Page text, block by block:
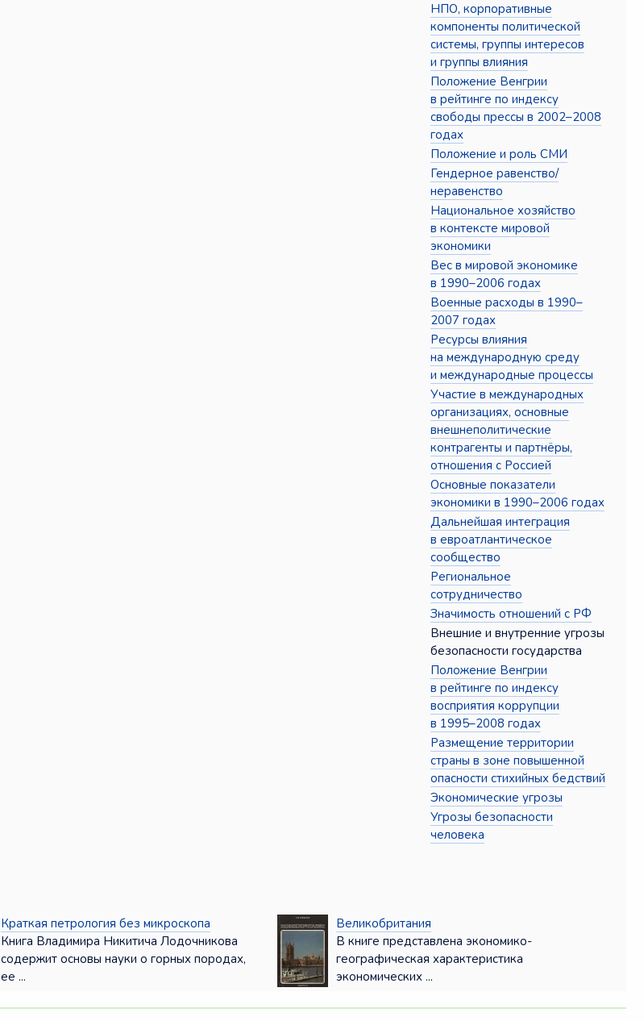
НПО, корпоративные
компоненты политической
системы, группы интересов
и группы влияния
Положение Венгрии
в рейтинге по индексу
свободы прессы в 2002–2008
годах
Положение и роль СМИ
Гендерное равенство/
неравенство
Национальное хозяйство
в контексте мировой
экономики
Вес в мировой экономике
в 1990–2006 годах
Военные расходы в 1990–
2007 годах
Ресурсы влияния
на международную среду
и международные процессы
Участие в международных
организациях, основные
внешнеполитические
контрагенты и партнёры,
отношения с Россией
Основные показатели
экономики в 1990–2006 годах
Дальнейшая интеграция
в евроатлантическое
сообщество
Региональное
сотрудничество
Значимость отношений с РФ
Внешние и внутренние угрозы
безопасности государства
Положение Венгрии
в рейтинге по индексу
восприятия коррупции
в 1995–2008 годах
Размещение территории
страны в зоне повышенной
опасности стихийных бедствий
Экономические угрозы
Угрозы безопасности
человека
Краткая петрология без микроскопа
Книга Владимира Никитича Лодочникова
содержит основы науки о горных породах,
ее ...
Великобритания
В книге представлена экономико-
географическая характеристика
экономических ...